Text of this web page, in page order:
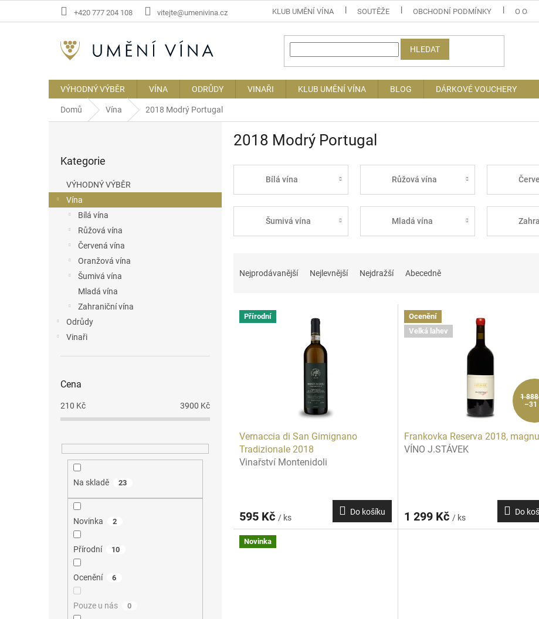
+420 777 204 108 vitejte@umenivina.cz KLUB UMĚNÍ VÍNA SOUTĚŽE OBCHODNÍ PODMÍNKY O
HLEDAT
VÝHODNÝ VÝBĚR VÍNA ODRŮDY VINAŘI KLUB UMĚNÍ VÍNA BLOG DÁRKOVÉ VOUCHERY
Domů Vína 2018 Modrý Portugal
a
n
kategorie
Kategorie
VÝHODNÝ VÝBĚR
Vína
Bílá vína
Růžová vína
Červená vína
Oranžová vína
Šumivá vína
Mladá vína
Zahraniční vína
Odrůdy
Vinaři
Cena
210 Kč 3900 Kč
Na skladě 23
Novinka 2
Přírodní 10
Ocenění 6
Pouze u nás 0
2018 Modrý Portugal
Bílá vína Růžová vína
Šumivá vína Mladá vína
Nejprodávanější Nejlevnější Nejdražší Abecedně
V Přírodní
Vernaccia di San Gimignano
Tradizionale 2018
Vinařství Montenidoli
595 Kč / ks
Do košíku
Ocenění
Velká lahev
1
–31
Frankovka Reserva 2018,
VÍNO J.STÁVEK
1 299 Kč / ks
Do
Novinka